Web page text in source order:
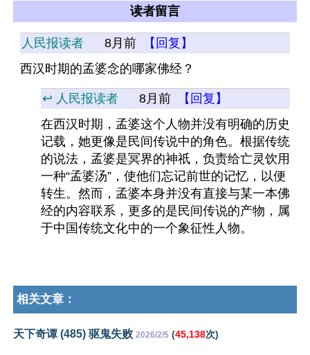
读者留言
人民报读者 8月前
【回复】
西汉时期的孟婆念的哪家佛经？
↩️ 人民报读者 8月前
【回复】
在西汉时期，孟婆这个人物并没有明确的历史
记载，她更像是民间传说中的角色。根据传统
的说法，孟婆是冥界的神祇，负责给亡灵饮用
一种“孟婆汤”，使他们忘记前世的记忆，以便
转生。然而，孟婆本身并没有直接与某一本佛
经的内容联系，更多的是民间传说的产物，属
于中国传统文化中的一个象征性人物。
相关文章：
天下奇谭 (485) 驱鬼失败 2026/2/5 (45,138次)